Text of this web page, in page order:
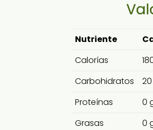
Nutriente
Calorías
Carbohidratos
Proteínas
0
Grasas
0